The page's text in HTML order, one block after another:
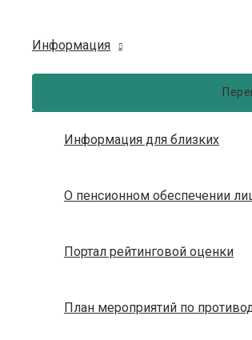
Информация
Информация для близких
О пенсионном обеспечении
Портал рейтинговой оценки
План мероприятий по